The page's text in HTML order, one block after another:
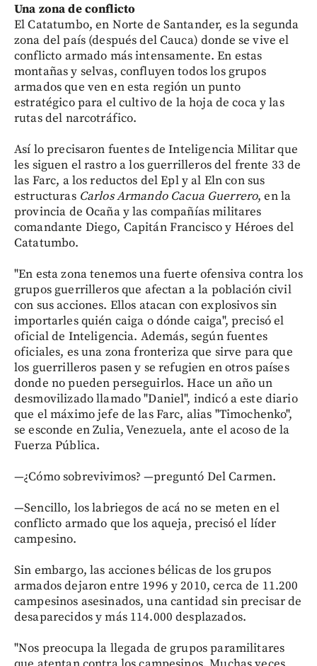
Una zona de conflicto
El Catatumbo, en Norte de Santander, es la segunda
zona del país (después del Cauca) donde se vive el
conflicto armado más intensamente. En estas
montañas y selvas, confluyen todos los grupos
armados que ven en esta región un punto
estratégico para el cultivo de la hoja de coca y las
rutas del narcotráfico.
Así lo precisaron fuentes de Inteligencia Militar que
les siguen el rastro a los guerrilleros del frente 33 de
las Farc, a los reductos del Epl y al Eln con sus
estructuras Carlos Armando Cacua Guerrero, en la
provincia de Ocaña y las compañías militares
comandante Diego, Capitán Francisco y Héroes del
Catatumbo.
"En esta zona tenemos una fuerte ofensiva contra los
grupos guerrilleros que afectan a la población civil
con sus acciones. Ellos atacan con explosivos sin
importarles quién caiga o dónde caiga", precisó el
oficial de Inteligencia. Además, según fuentes
oficiales, es una zona fronteriza que sirve para que
los guerrilleros pasen y se refugien en otros países
donde no pueden perseguirlos. Hace un año un
desmovilizado llamado "Daniel", indicó a este diario
que el máximo jefe de las Farc, alias "Timochenko",
se esconde en Zulia, Venezuela, ante el acoso de la
Fuerza Pública.
—¿Cómo sobrevivimos? —preguntó Del Carmen.
—Sencillo, los labriegos de acá no se meten en el
conflicto armado que los aqueja, precisó el líder
campesino.
Sin embargo, las acciones bélicas de los grupos
armados dejaron entre 1996 y 2010, cerca de 11.200
campesinos asesinados, una cantidad sin precisar de
desaparecidos y más 114.000 desplazados.
"Nos preocupa la llegada de grupos paramilitares